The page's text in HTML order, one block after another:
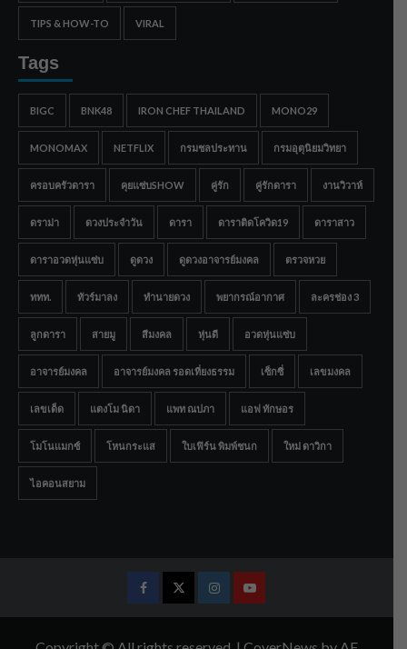
TIPS & HOW-TO VIRAL
Tags
BIGC BNK48 IRON CHEF THAILAND MONO29
MONOMAX NETFLIX กรมชลประทาน กรมอุตุนิยมวิทยา
ครอบครัวดารา คุยแซ่บSHOW คู่รัก คู่รักดารา งานวิวาห์
ดราม่า ดวงประจำวัน ดารา ดาราติดโควิด19 ดาราสาว
ดาราอวดหุ่นแซ่บ ดูดวง ดูดวงอาจารย์มงคล ตรวจหวย
ททท. ทัวร์มาลง ทำนายดวง พยากรณ์อากาศ ละครช่อง 3
ลูกดารา สายมู สีมงคล หุ่นดี อวดหุ่นแซ่บ
อาจารย์มงคล อาจารย์มงคล รอดเที่ยงธรรม เซ็กซี่ เลขมงคล
เลขเด็ด แตงโม นิดา แพท ณปภา แอฟ ทักษอร
โมโนแมกซ์ โหนกระแส ใบเฟิร์น พิมพ์ชนก ใหม่ ดาวิกา
ไอคอนสยาม
FacebookTwitterInstagramYoutube